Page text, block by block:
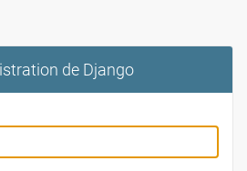
de Django